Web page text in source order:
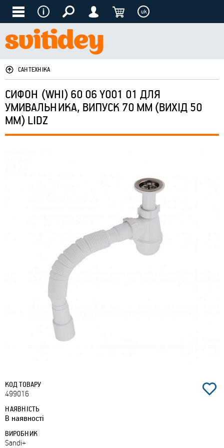
uk
САНТЕХНІКА
СИФОН (WHI) 60 06 Y001 01 ДЛЯ
УМИВАЛЬНИКА, ВИПУСК 70 ММ (ВИХІД 50
ММ) LIDZ
КОД ТОВАРУ
499016
НАЯВНІСТЬ
В наявності
ВИРОБНИК
Sandi+